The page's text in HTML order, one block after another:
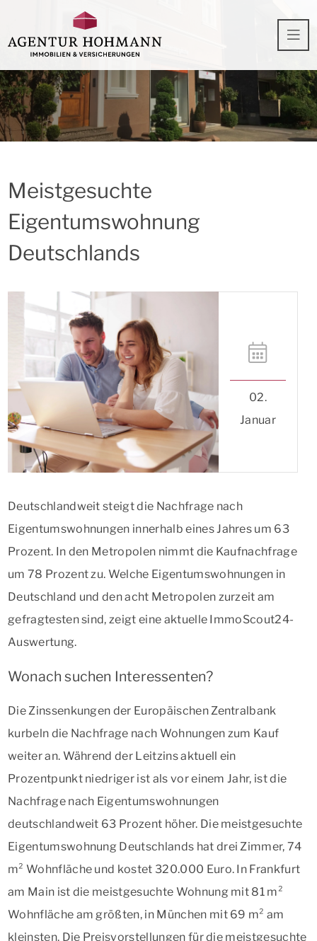
Meistgesuchte
Eigentumswohnung
Deutschlands
02.
Januar
Deutschlandweit steigt die Nachfrage nach
Eigentumswohnungen innerhalb eines Jahres um 63
Prozent. In den Metropolen nimmt die Kaufnachfrage
um 78 Prozent zu. Welche Eigentumswohnungen in
Deutschland und den acht Metropolen zurzeit am
gefragtesten sind, zeigt eine aktuelle ImmoScout24-
Auswertung.
Wonach suchen Interessenten?
Die Zinssenkungen der Europäischen Zentralbank
kurbeln die Nachfrage nach Wohnungen zum Kauf
weiter an. Während der Leitzins aktuell ein
Prozentpunkt niedriger ist als vor einem Jahr, ist die
Nachfrage nach Eigentumswohnungen
deutschlandweit 63 Prozent höher. Die meistgesuchte
Eigentumswohnung Deutschlands hat drei Zimmer, 74
m² Wohnfläche und kostet 320.000 Euro. In Frankfurt
am Main ist die meistgesuchte Wohnung mit 81 m²
Wohnfläche am größten, in München mit 69 m² am
kleinsten. Die Preisvorstellungen für die meistgesuchte